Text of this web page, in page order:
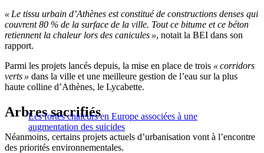
« Le tissu urbain d’Athènes est constitué de constructions denses qui
couvrent 80 % de la surface de la ville. Tout ce bitume et ce béton
retiennent la chaleur lors des canicules », notait la BEI dans son
rapport.
Parmi les projets lancés depuis, la mise en place de trois « corridors
verts » dans la ville et une meilleure gestion de l’eau sur la plus
haute colline d’Athènes, le Lycabette.
Les fortes chaleurs en Europe associées à une
augmentation des suicides
Arbres sacrifiés
Néanmoins, certains projets actuels d’urbanisation vont à l’encontre
des priorités environnementales.